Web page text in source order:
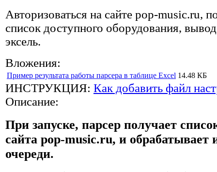
Авторизоваться на сайте pop-music.ru,
список доступного оборудования,
эксель.
Вложения:
Пример результата работы парсера в таблице Excel 14.48 КБ
ИНСТРУКЦИЯ: Как добавить файл
Описание:
При запуске, парсер получает
сайта pop-music.ru, и обрабатывает
очереди.